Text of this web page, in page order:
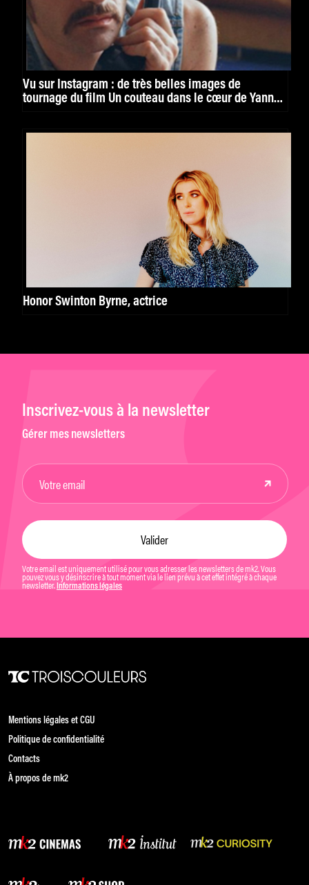
Vu sur Instagram : de très belles images de
tournage du film Un couteau dans le cœur de Yann
Honor Swinton Byrne, actrice
Inscrivez-vous à la newsletter
Gérer mes newsletters
Votre email est uniquement utilisé pour vous adresser les newsletters de mk2. Vous
pouvez vous y désinscrire à tout moment via le lien prévu à cet effet intégré à chaque
newsletter. Informations légales
Mentions légales et CGU
Politique de confidentialité
Contacts
À propos de mk2